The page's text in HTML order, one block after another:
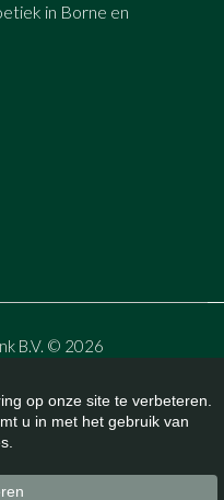
in Borne en
B.V. © 2026